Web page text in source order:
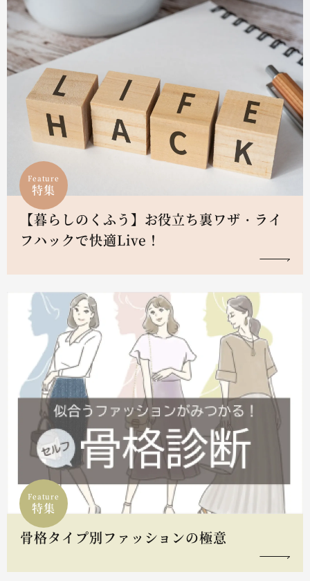
Feature
特集
【暮らしのくふう】お役立ち裏ワザ・ライ
フハックで快適Live！
Feature
特集
骨格タイプ別ファッションの極意